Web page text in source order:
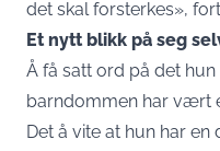
det skal forsterkes»,
Et nytt blikk på seg
Å få satt ord på det
barndommen har vært
Det å vite at hun har en